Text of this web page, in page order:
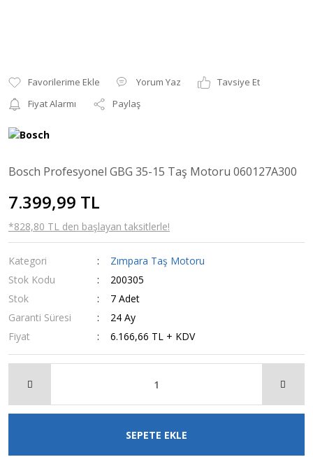
Yorum Yaz
Tavsiye Et
Fiyat Alarmı
Paylaş
Bosch Profesyonel GBG 35-15 Taş Motoru 060127A300
7.399,99 TL
*828,80 TL den başlayan taksitlerle!
Kategori
Zımpara Taş Motoru
Stok Kodu
200305
Stok
7 Adet
Garanti Süresi
24 Ay
Fiyat
6.166,66 TL + KDV
SEPETE EKLE